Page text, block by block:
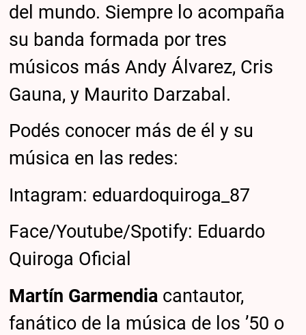
del mundo. Siempre lo acompaña
su banda formada por tres
músicos más Andy Álvarez, Cris
Gauna, y Maurito Darzabal.
Podés conocer más de él y su
música en las redes:
Intagram: eduardoquiroga_87
Face/Youtube/Spotify: Eduardo
Quiroga Oficial
Martín Garmendia cantautor,
fanático de la música de los ’50 o